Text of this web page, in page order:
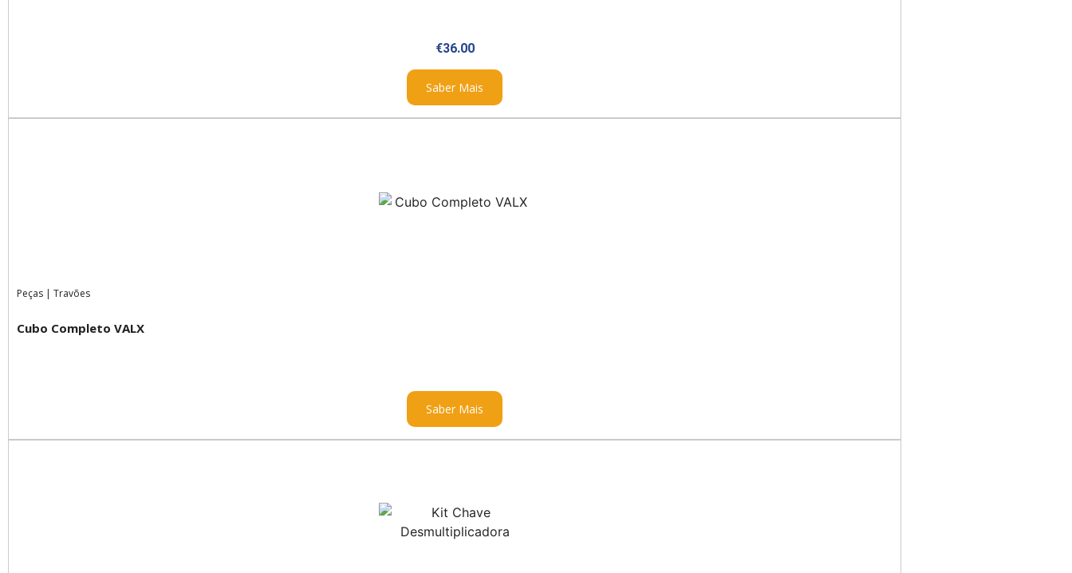
€36.00
Saber Mais
Peças | Travões
Cubo Completo VALX
Saber Mais